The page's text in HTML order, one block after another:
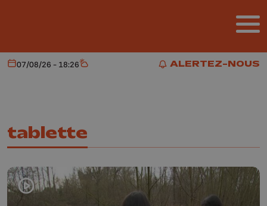
ALERTEZ-NOUS
ALERTEZ-NOUS
Aujourd'hui
07/08/26 - 18:26 Météo
tablette